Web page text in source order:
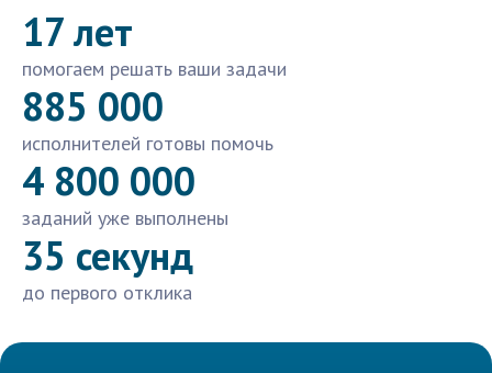
17 лет
помогаем решать ваши задачи
885 000
исполнителей готовы помочь
4 800 000
заданий уже выполнены
35 секунд
до первого отклика